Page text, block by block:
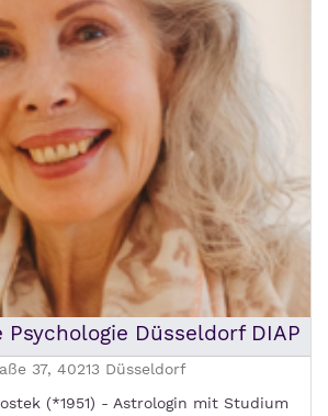
Düsseldorf DIAP
37, 40213 Düsseldorf
(*1951) - Astrologin mit Studium